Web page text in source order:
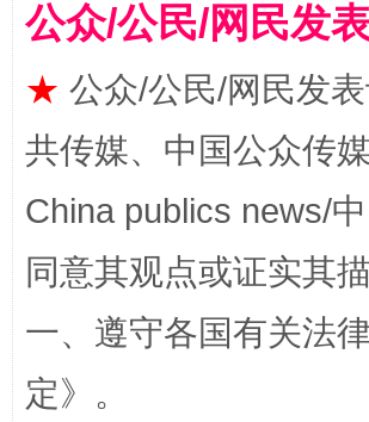
全民健身五年计划来了！等你上场
公众/公民/网民发
★ 公众/公民/网民发
共传媒、中国公众传
China publics news/
同意其观点或证实其
一、遵守各国有关法
定》。